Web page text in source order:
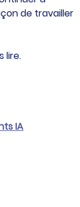
de travailler
lire.
IA